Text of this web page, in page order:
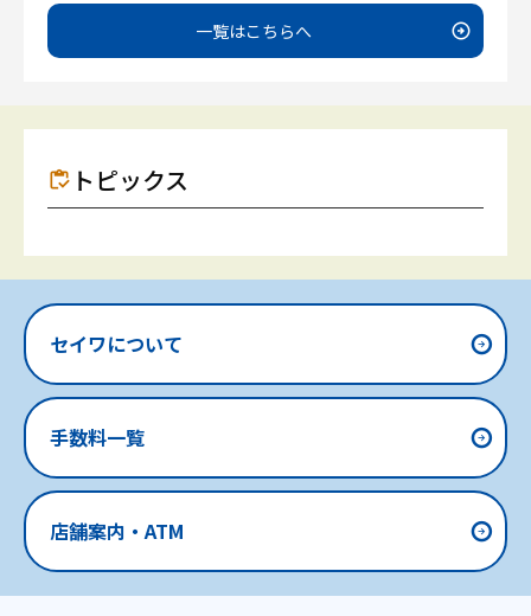
一覧はこちらへ
トピックス
セイワについて
手数料一覧
店舗案内・ATM